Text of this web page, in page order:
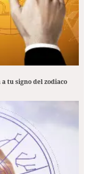
tu signo del zodiaco